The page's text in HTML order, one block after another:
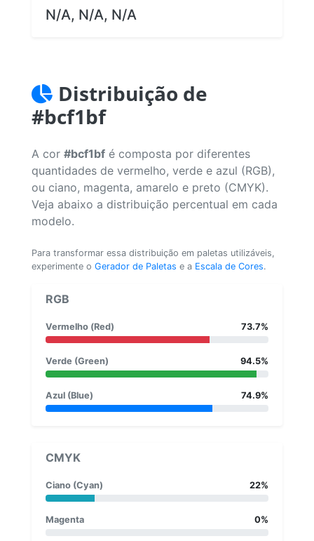
N/A, N/A, N/A
Distribuição de
#bcf1bf
A cor #bcf1bf é composta por diferentes
quantidades de vermelho, verde e azul (RGB),
ou ciano, magenta, amarelo e preto (CMYK).
Veja abaixo a distribuição percentual em cada
modelo.
Para transformar essa distribuição em paletas utilizáveis,
experimente o Gerador de Paletas e a Escala de Cores.
RGB
Vermelho (Red) 73.7%
Verde (Green) 94.5%
Azul (Blue) 74.9%
CMYK
Ciano (Cyan) 22%
Magenta 0%